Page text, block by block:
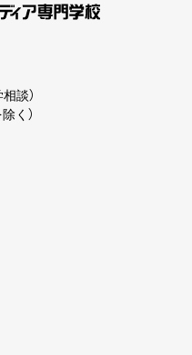
談）
く）